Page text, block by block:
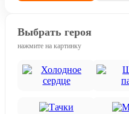
Выбрать героя
нажмите на картинку